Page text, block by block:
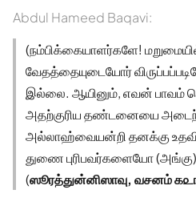
Abdul Hameed Baqavi:
(நம்பிக்கையாளர்களே!
வேதத்தையுடையோர்
இல்லை. ஆயினும், எவன் பாவம்
அதற்குரிய தண்டனையை
அல்லாஹ்வையன்றி தனக்கு
துணை புரிபவர்களையோ
(ஸூரத்துன்னிஸாவு, வசனம்